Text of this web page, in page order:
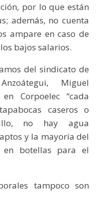
por lo que están
además, no cuenta
ampare en caso de
bajos salarios.
del sindicato de
Miguel
Corpoelec “cada
caseros o
no hay agua
y la mayoría del
en botellas para el
tampoco son